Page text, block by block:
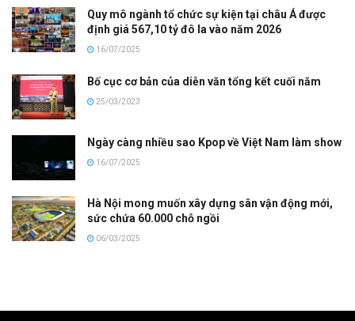
Quy mô ngành tổ chức sự kiện tại châu Á được
định giá 567,10 tỷ đô la vào năm 2026
16/07/2025
Bố cục cơ bản của diễn văn tổng kết cuối năm
25/03/2023
Ngày càng nhiều sao Kpop về Việt Nam làm show
16/07/2025
Hà Nội mong muốn xây dựng sân vận động mới,
sức chứa 60.000 chỗ ngồi
06/03/2025